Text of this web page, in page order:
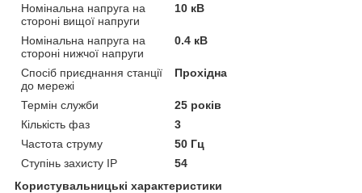
Номінальна напруга на
стороні вищої напруги
10 кВ
Номінальна напруга на
стороні нижчої напруги
0.4 кВ
Спосіб приєднання станції
до мережі
Прохідна
Термін служби
25 років
Кількість фаз
3
Частота струму
50 Гц
Ступінь захисту IP
54
Користувальницькі характеристики